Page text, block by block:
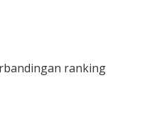
ranking